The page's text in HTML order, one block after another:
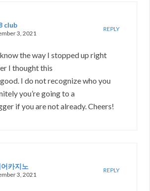
club
3, 2021
REPLY
know the way I stopped up right
I thought this
I do not recognize who you
you’re going to a
if you are not already. Cheers!
카지노
3, 2021
REPLY